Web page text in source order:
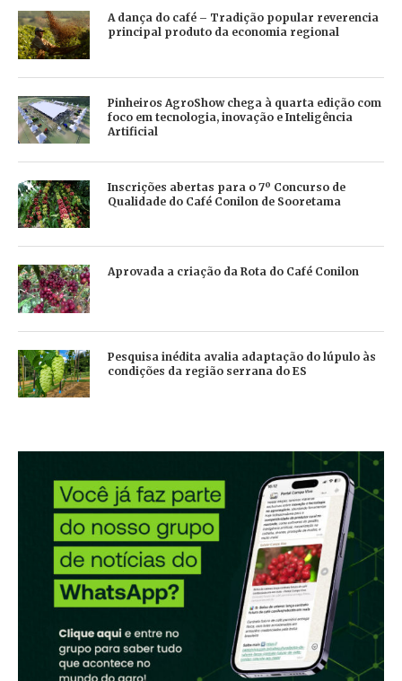
A dança do café – Tradição popular reverencia
principal produto da economia regional
Pinheiros AgroShow chega à quarta edição com
foco em tecnologia, inovação e Inteligência
Artificial
Inscrições abertas para o 7º Concurso de
Qualidade do Café Conilon de Sooretama
Aprovada a criação da Rota do Café Conilon
Pesquisa inédita avalia adaptação do lúpulo às
condições da região serrana do ES